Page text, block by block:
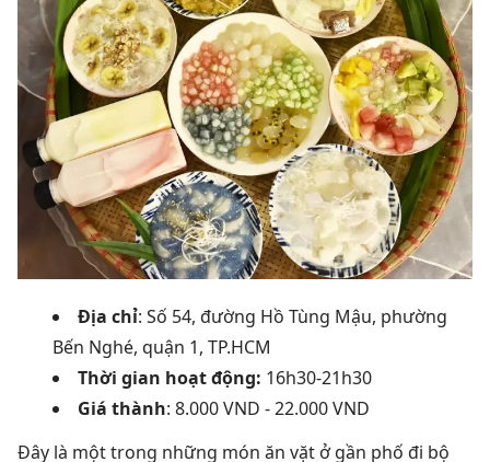
Địa chỉ: Số 54, đường Hồ Tùng Mậu, phường
Bến Nghé, quận 1, TP.HCM
Thời gian hoạt động: 16h30-21h30
Giá thành: 8.000 VND - 22.000 VND
Đây là một trong những món ăn vặt ở gần phố đi bộ